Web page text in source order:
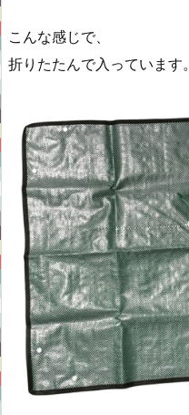
こんな感じで、
折りたたんで入っています。